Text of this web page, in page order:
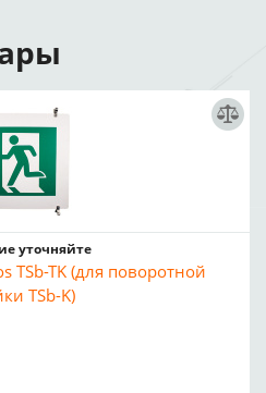
уточняйте
TSb-TK (для поворотной
TSb-K)